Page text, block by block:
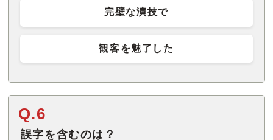
完壁な演技で
観客を魅了した
Q.6
誤字を含むのは？